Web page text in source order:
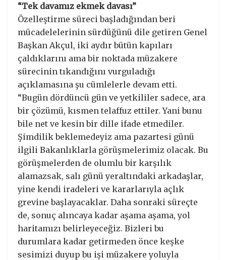
“Tek davamız ekmek davası”
Özelleştirme süreci başladığından beri
mücadelelerinin sürdüğünü dile getiren Genel
Başkan Akçul, iki aydır bütün kapıları
çaldıklarını ama bir noktada müzakere
sürecinin tıkandığını vurguladığı
açıklamasına şu cümlelerle devam etti.
“Bugün dördüncü gün ve yetkililer sadece, ara
bir çözümü, kısmen telaffuz ettiler. Yani bunu
bile net ve kesin bir dille ifade etmediler.
Şimdilik beklemedeyiz ama pazartesi günü
ilgili Bakanlıklarla görüşmelerimiz olacak. Bu
görüşmelerden de olumlu bir karşılık
alamazsak, salı günü yeraltındaki arkadaşlar,
yine kendi iradeleri ve kararlarıyla açlık
grevine başlayacaklar. Daha sonraki süreçte
de, sonuç alıncaya kadar aşama aşama, yol
haritamızı belirleyeceğiz. Bizleri bu
durumlara kadar getirmeden önce keşke
sesimizi duyup bu işi müzakere yoluyla